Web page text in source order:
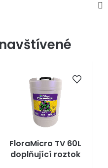
FloraMicro TV 60L
doplňující roztok